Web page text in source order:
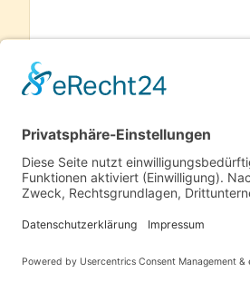
IMPRESSUM KONTAKT